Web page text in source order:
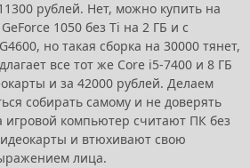
рублей. Нет, можно купить на
1050 без Ti на 2 ГБ и с
но такая сборка на 30000 тянет,
все тот же Core i5-7400 и 8 ГБ
и за 42000 рублей. Делаем
собирать самому и не доверять
игровой компьютер считают ПК без
и втюхивают свою
лица.